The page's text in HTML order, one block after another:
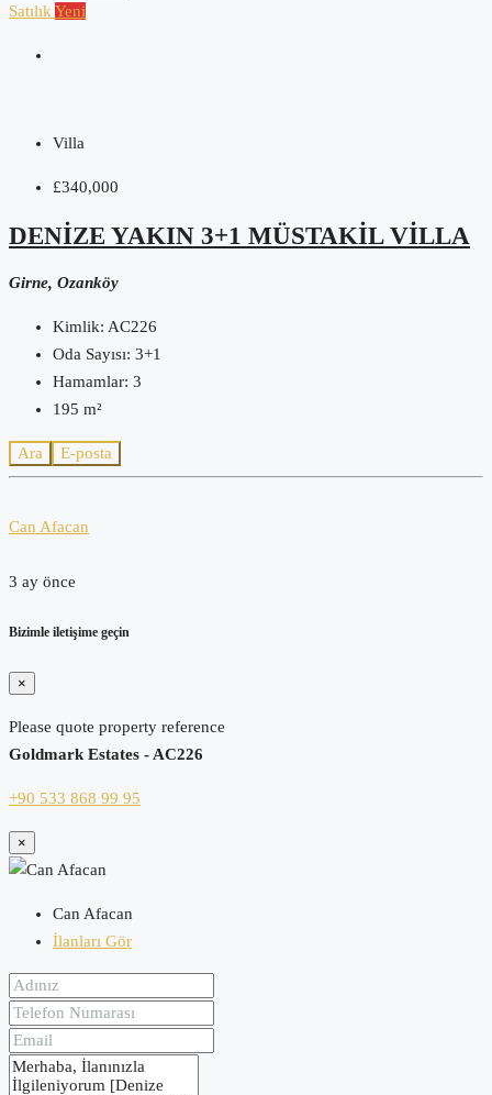
Satılık Yeni
Villa
£340,000
DENIZE YAKIN 3+1 MÜSTAKIL VILLA
Girne, Ozanköy
Kimlik: AC226
Oda Sayısı: 3+1
Hamamlar: 3
195 m²
Ara E-posta
Can Afacan
3 ay önce
Bizimle iletişime geçin
×
Please quote property reference
Goldmark Estates - AC226
+90 533 868 99 95
×
Can Afacan
İlanları Gör